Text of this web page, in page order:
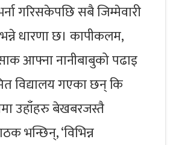
गरिसकेपछि सबै जिम्मेवारी
धारणा छ। कापीकलम,
आफ्ना नानीबाबुको पढाइ
विद्यालय गएका छन् कि
उहाँहरु बेखबरजस्तै
भन्छिन्, ‘विभिन्न